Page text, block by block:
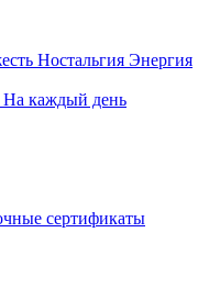
Ностальгия Энергия
На каждый день
сертификаты